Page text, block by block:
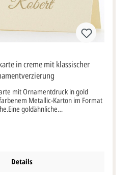
in creme mit klassischer
mit Ornamentdruck in gold
Metallic-Karton im Format
goldähnliche
Option "Profi gestalten lassen"
Details